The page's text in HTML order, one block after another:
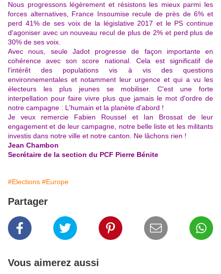
Nous progressons légèrement et résistons les mieux parmi les
forces alternatives, France Insoumise recule de près de 6% et
perd 41% de ses voix de la législative 2017 et le PS continue
d'agoniser avec un nouveau recul de plus de 2% et perd plus de
30% de ses voix.
Avec nous, seule Jadot progresse de façon importante en
cohérence avec son score national. Cela est significatif de
l'intérêt des populations vis à vis des questions
environnementales et notamment leur urgence et qui a vu les
électeurs les plus jeunes se mobiliser. C'est une forte
interpellation pour faire vivre plus que jamais le mot d'ordre de
notre campagne : L'humain et la planète d'abord !
Je veux remercie Fabien Roussel et Ian Brossat de leur
engagement et de leur campagne, notre belle liste et les militants
investis dans notre ville et notre canton. Ne lâchons rien !
Jean Chambon
Secrétaire de la section du PCF Pierre Bénite
#Elections #Europe
Partager
Vous aimerez aussi